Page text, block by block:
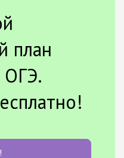
план
ОГЭ.